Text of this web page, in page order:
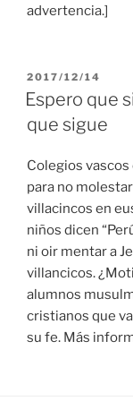
advertencia.]
PUBLICADO
EL
2017/12/14
Espero que
que sigue
Colegios vascos
para no
villacincos en
niños dicen
ni oir mentar a
villancicos.
alumnos
cristianos que
su fe. Más